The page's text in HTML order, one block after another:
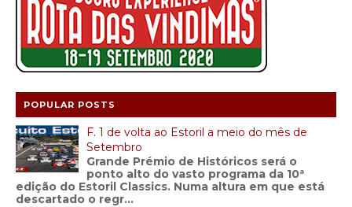
POPULAR POSTS
F. 1 de volta ao Estoril a meio do mês de
Setembro
Grande Prémio de Históricos será o
ponto alto do vasto programa da 10ª
edição do Estoril Classics. Numa altura em que está
descartado o regr...